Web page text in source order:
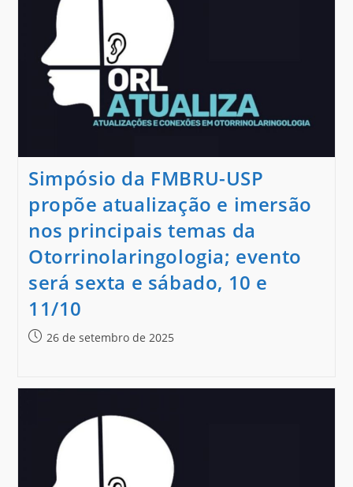
Simpósio da FMBRU-USP
propõe atualização e imersão
nos principais temas da
Otorrinolaringologia; evento
será sexta e sábado, 10 e
11/10
26 de setembro de 2025